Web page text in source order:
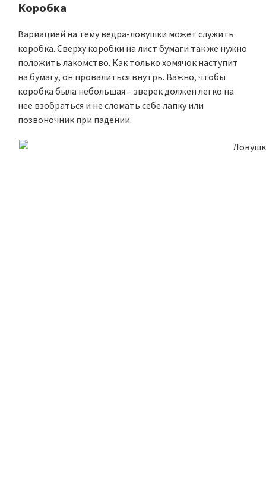
Коробка
Вариацией на тему ведра-ловушки может служить
коробка. Сверху коробки на лист бумаги так же нужно
положить лакомство. Как только хомячок наступит
на бумагу, он провалиться внутрь. Важно, чтобы
коробка была небольшая – зверек должен легко на
нее взобраться и не сломать себе лапку или
позвоночник при падении.